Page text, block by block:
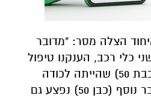
הצלה מסר: "מדובר
כלי רכב, הענקנו טיפול
רפואי בזירה לאישה (כבת 50) שהייתה לכודה
וחולצה במצב קשה, גבר נוסף (כבן 50) נפצע גם